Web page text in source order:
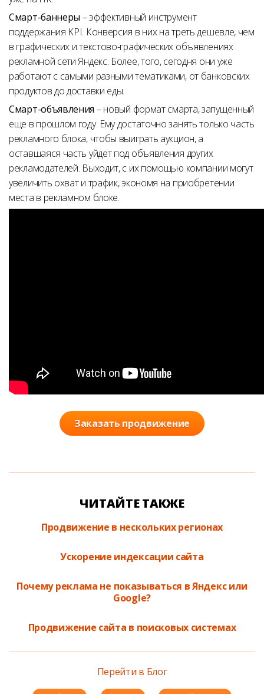
Смарт-баннеры – эффективный инструмент
поддержания KPI. Конверсия в них на треть дешевле, чем
в графических и текстово-графических объявлениях
рекламной сети Яндекс. Более, того, сегодня они уже
работают с самыми разными тематиками, от банковских
продуктов до доставки еды.
Смарт-объявления – новый формат смарта, запущенный
еще в прошлом году. Ему достаточно занять только часть
рекламного блока, чтобы выиграть аукцион, а
оставшаяся часть уйдет под объявления других
рекламодателей. Выходит, с их помощью компании могут
увеличить охват и трафик, экономя на приобретении
места в рекламном блоке.
Заказать продвижение
ЧИТАЙТЕ ТАКЖЕ
Продвижение в нескольких регионах
Ускорение индексации сайта
Почему реклама не показываться в Яндекс или
Google?
Продвижение сайта в поисковых системах
Перейти в Блог